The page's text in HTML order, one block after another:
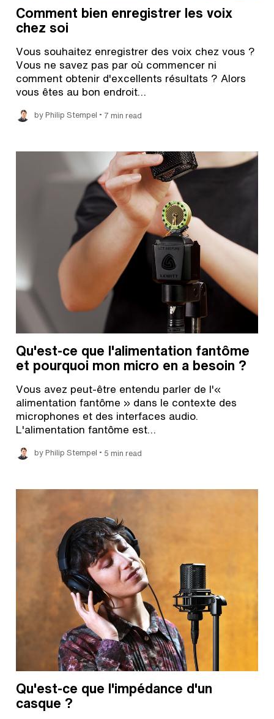
Comment bien enregistrer les voix
chez soi
Vous souhaitez enregistrer des voix chez vous ?
Vous ne savez pas par où commencer ni
comment obtenir d'excellents résultats ? Alors
vous êtes au bon endroit…
by Philip Stempel • 7 min read
Qu'est-ce que l'alimentation fantôme
et pourquoi mon micro en a besoin ?
Vous avez peut-être entendu parler de l'«
alimentation fantôme » dans le contexte des
microphones et des interfaces audio.
L'alimentation fantôme est…
by Philip Stempel • 5 min read
Qu'est-ce que l'impédance d'un
casque ?